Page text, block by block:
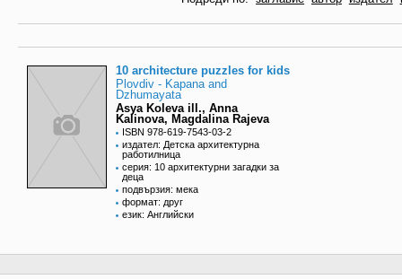
10 architecture puzzles for kids
Plovdiv - Kapana and
Dzhumayata
Asya Koleva ill., Anna
Kalinova, Magdalina Rajeva
ISBN 978-619-7543-03-2
издател: Детска архитектурна
работилница
серия: 10 архитектурни загадки за
деца
подвързия: мека
формат: друг
език: Английски